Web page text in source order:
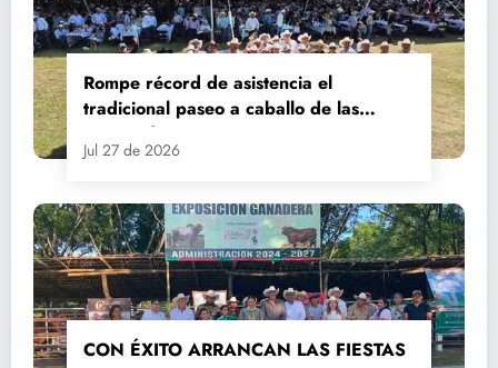
Rompe récord de asistencia el
tradicional paseo a caballo de las
Fiestas de Santiago y Santa Ana
Jul 27 de 2026
CON ÉXITO ARRANCAN LAS FIESTAS